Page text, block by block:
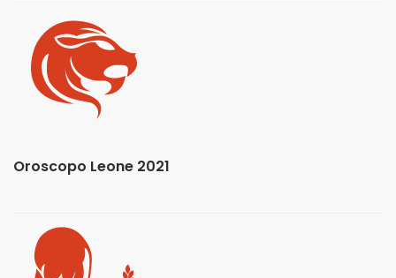
Oroscopo Leone 2021